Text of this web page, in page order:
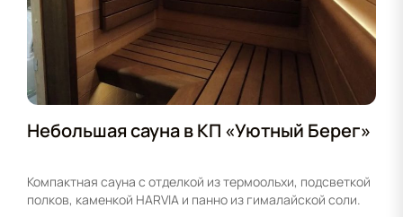
Небольшая сауна в КП «Уютный Берег»
Компактная сауна с отделкой из термоольхи, подсветкой
полков, каменкой HARVIA и панно из гималайской соли.